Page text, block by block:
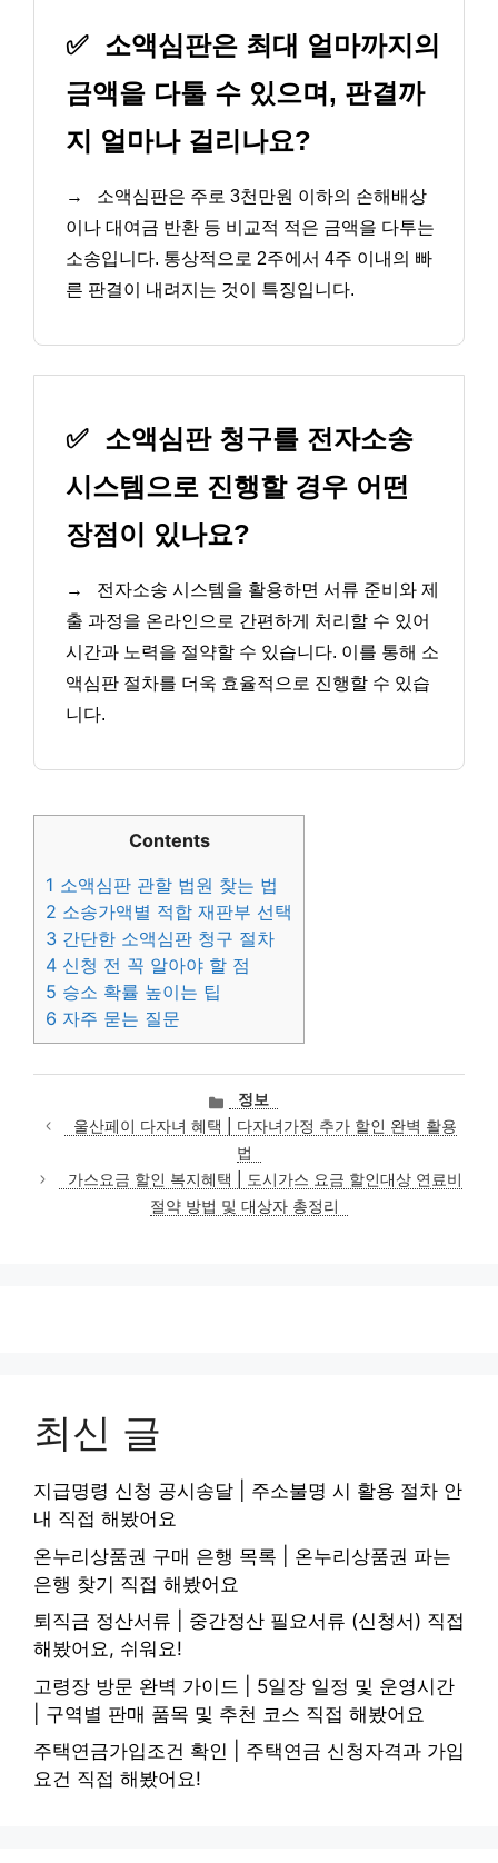
✅ 소액심판은 최대 얼마까지의
금액을 다툴 수 있으며, 판결까
지 얼마나 걸리나요?
→
소액심판은 주로 3천만원 이하의 손해배상
이나 대여금 반환 등 비교적 적은 금액을 다투는
소송입니다. 통상적으로 2주에서 4주 이내의 빠
른 판결이 내려지는 것이 특징입니다.
✅ 소액심판 청구를 전자소송
시스템으로 진행할 경우 어떤
장점이 있나요?
→
전자소송 시스템을 활용하면 서류 준비와 제
출 과정을 온라인으로 간편하게 처리할 수 있어
시간과 노력을 절약할 수 있습니다. 이를 통해 소
액심판 절차를 더욱 효율적으로 진행할 수 있습
니다.
Contents
1 소액심판 관할 법원 찾는 법
2 소송가액별 적합 재판부 선택
3 간단한 소액심판 청구 절차
4 신청 전 꼭 알아야 할 점
5 승소 확률 높이는 팁
6 자주 묻는 질문
카
테
고
리
정보
울산페이 다자녀 혜택 | 다자녀가정 추가 할인 완벽 활용
법
가스요금 할인 복지혜택 | 도시가스 요금 할인대상 연료비
절약 방법 및 대상자 총정리
최신 글
지급명령 신청 공시송달 | 주소불명 시 활용 절차 안
내 직접 해봤어요
온누리상품권 구매 은행 목록 | 온누리상품권 파는
은행 찾기 직접 해봤어요
퇴직금 정산서류 | 중간정산 필요서류 (신청서) 직접
해봤어요, 쉬워요!
고령장 방문 완벽 가이드 | 5일장 일정 및 운영시간
| 구역별 판매 품목 및 추천 코스 직접 해봤어요
주택연금가입조건 확인 | 주택연금 신청자격과 가입
요건 직접 해봤어요!